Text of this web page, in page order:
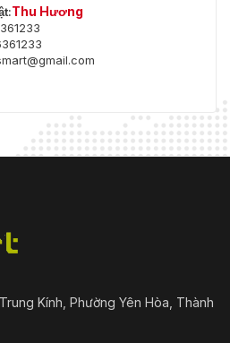
Thu Hương
Kính, Phường Yên Hòa, Thành